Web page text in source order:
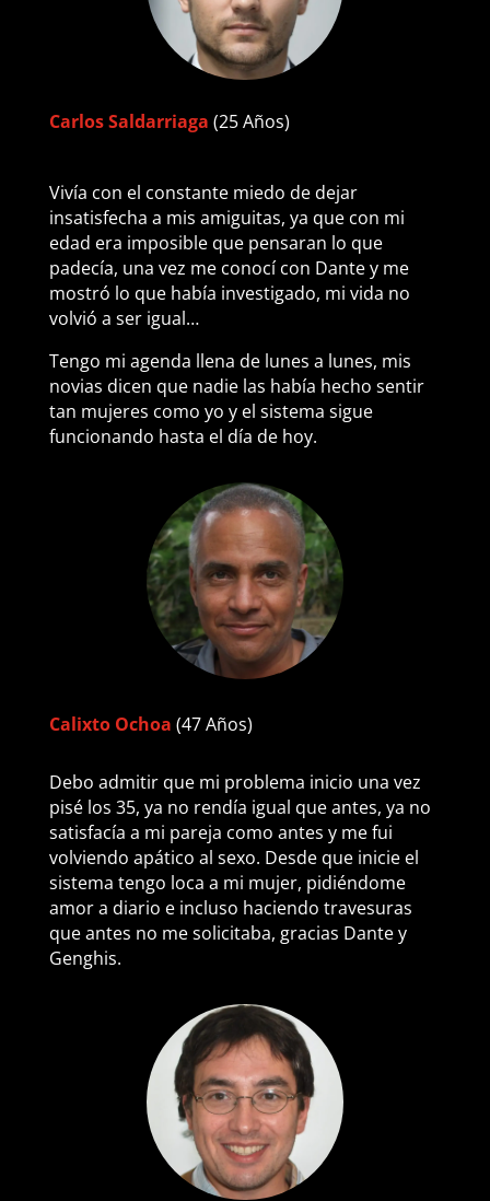
Carlos Saldarriaga (25 Años)
Vivía con el constante miedo de dejar
insatisfecha a mis amiguitas, ya que con mi
edad era imposible que pensaran lo que
padecía, una vez me conocí con Dante y me
mostró lo que había investigado, mi vida no
volvió a ser igual…
Tengo mi agenda llena de lunes a lunes, mis
novias dicen que nadie las había hecho sentir
tan mujeres como yo y el sistema sigue
funcionando hasta el día de hoy.
Calixto Ochoa (47 Años)
Debo admitir que mi problema inicio una vez
pisé los 35, ya no rendía igual que antes, ya no
satisfacía a mi pareja como antes y me fui
volviendo apático al sexo. Desde que inicie el
sistema tengo loca a mi mujer, pidiéndome
amor a diario e incluso haciendo travesuras
que antes no me solicitaba, gracias Dante y
Genghis.